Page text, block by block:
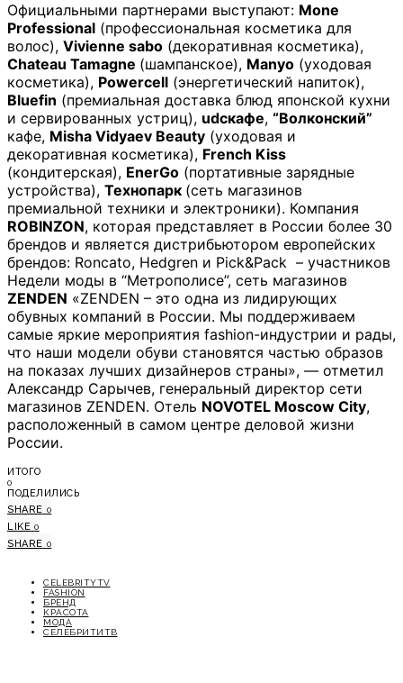
Официальными партнерами выступают: Mone
Professional (профессиональная косметика для
волос), Vivienne sabo (декоративная косметика),
Chateau Tamagne (шампанское), Manyo (уходовая
косметика), Powercell (энергетический напиток),
Bluefin (премиальная доставка блюд японской кухни
и сервированных устриц), udcкафе, “Волконский”
кафе, Misha Vidyaev Beauty (уходовая и
декоративная косметика), French Kiss
(кондитерская), EnerGo (портативные зарядные
устройства), Технопарк (сеть магазинов
премиальной техники и электроники). Компания
ROBINZON, которая представляет в России более 30
брендов и является дистрибьютором европейских
брендов: Roncato, Hedgren и Pick&Pack – участников
Недели моды в “Метрополисе”, сеть магазинов
ZENDEN «ZENDEN – это одна из лидирующих
обувных компаний в России. Мы поддерживаем
самые яркие мероприятия fashion-индустрии и рады,
что наши модели обуви становятся частью образов
на показах лучших дизайнеров страны», — отметил
Александр Сарычев, генеральный директор сети
магазинов ZENDEN. Отель NOVOTEL Moscow City,
расположенный в самом центре деловой жизни
России.
ИТОГО
0
ПОДЕЛИЛИСЬ
SHARE 0
LIKE 0
SHARE 0
CELEBRITYTV
FASHION
БРЕНД
КРАСОТА
МОДА
СЕЛЕБРИТИТВ